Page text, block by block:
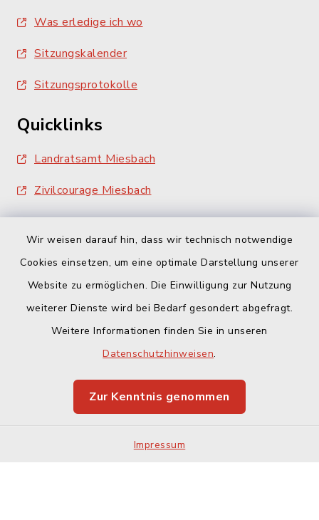
Wir weisen darauf hin, dass wir technisch notwendige
Cookies einsetzen, um eine optimale Darstellung unserer
Website zu ermöglichen. Die Einwilligung zur Nutzung
weiterer Dienste wird bei Bedarf gesondert abgefragt.
Weitere Informationen finden Sie in unseren
Datenschutzhinweisen.
Zur Kenntnis genommen
Impressum
Was erledige ich wo
Sitzungskalender
Sitzungsprotokolle
Quicklinks
Landratsamt Miesbach
Zivilcourage Miesbach
Barrierefreiheit
Impressum
Sitemap